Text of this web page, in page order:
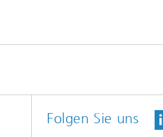
Folgen Sie uns